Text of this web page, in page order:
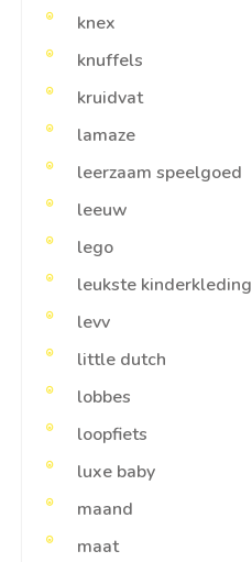
knex
knuffels
kruidvat
lamaze
leerzaam speelgoed
leeuw
lego
leukste kinderkleding
levv
little dutch
lobbes
loopfiets
luxe baby
maand
maat